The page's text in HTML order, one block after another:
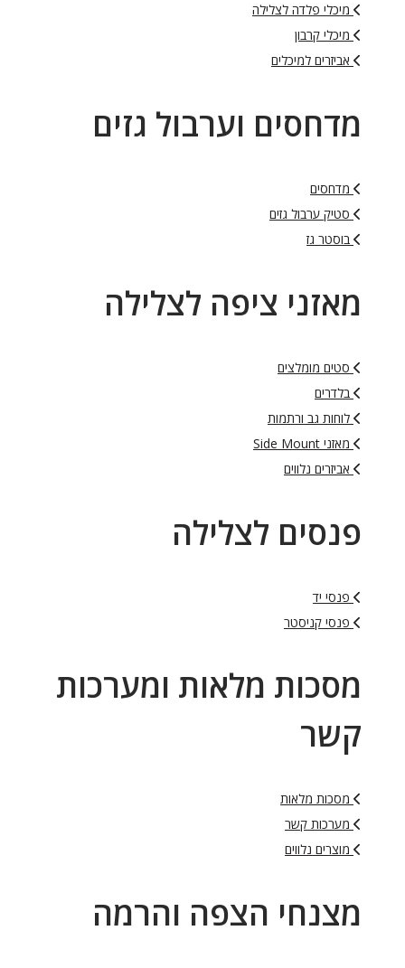
מיכלי פלדה לצלילה
מיכלי קרבון
אביזרים למיכלים
מדחסים וערבול גזים
מדחסים
סטיק ערבול גזים
בוסטר גז
מאזני ציפה לצלילה
סטים מומלצים
בלדרים
לוחות גב ורתמות
מאזני Side Mount
אביזרים נלווים
פנסים לצלילה
פנסי יד
פנסי קניסטר
מסכות מלאות ומערכות
קשר
מסכות מלאות
מערכות קשר
מוצרים נלווים
מצנחי הצפה והרמה